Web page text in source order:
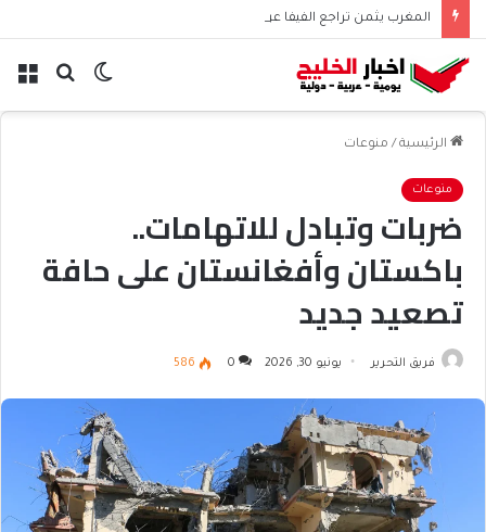
بحث الوضع
الرئيسية / منوعات
منوعات
ضربات وتبادل للاتهامات..
باكستان وأفغانستان على حافة
تصعيد جديد
فريق التحرير يونيو 30, 2026 0
586